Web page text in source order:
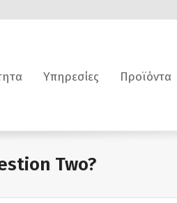
Υπηρεσίες Προϊόντα
Two?